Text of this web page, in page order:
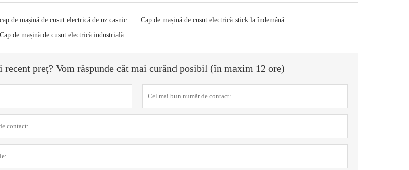
cap de mașină de cusut electrică de uz casnic
Cap de mașină de cusut electrică stick la îndemână
Cap de mașină de cusut electrică industrială
preț? Vom răspunde cât mai curând posibil (în maxim 12 ore)